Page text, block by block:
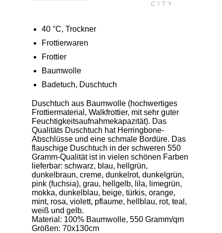
40 °C, Trockner
Frottierwaren
Frottier
Baumwolle
Badetuch, Duschtuch
Duschtuch aus Baumwolle (hochwertiges
Frottiermaterial, Walkfrottier, mit sehr guter
Feuchtigkeitsaufnahmekapazität). Das
Qualitäts Duschtuch hat Herringbone-
Abschlüsse und eine schmale Bordüre. Das
flauschige Duschtuch in der schweren 550
Gramm-Qualität ist in vielen schönen Farben
lieferbar: schwarz, blau, hellgrün,
dunkelbraun, creme, dunkelrot, dunkelgrün,
pink (fuchsia), grau, hellgelb, lila, limegrün,
mokka, dunkelblau, beige, türkis, orange,
mint, rosa, violett, pflaume, hellblau, rot, teal,
weiß und gelb.
Material: 100% Baumwolle, 550 Gramm/qm
Größen: 70x130cm